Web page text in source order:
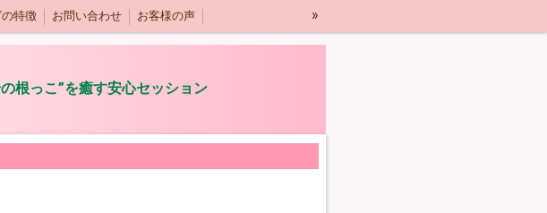
特徴 お問い合わせ お客様の声 »
根っこ”を癒す安心セッション